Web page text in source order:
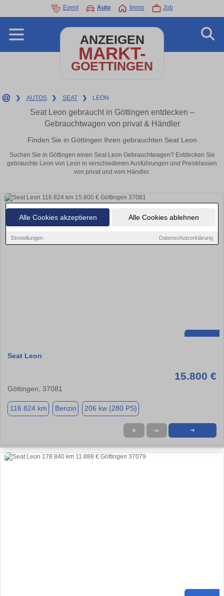
Alle Cookies akzeptieren Alle Cookies ablehnen
Einstellungen Datenschutzerklärung
Event Auto Immo Job
ANZEIGEN
MARKT-
GOETTINGEN
❯ AUTOS ❯ SEAT ❯ LEON
Seat Leon gebraucht in Göttingen entdecken –
Gebrauchtwagen von privat & Händler
Finden Sie in Göttingen Ihren gebrauchten Seat Leon
Suchen Sie in Göttingen einen Seat Leon Gebrauchtwagen? Entdecken Sie
gebrauchte Leon von Leon in verschiedenen Ausführungen und Preisklassen
von privat und vom Händler.
Seat Leon
15.800 €
Göttingen, 37081
116.824 km Benzin 206 kw (280 PS)
★ ➦ ➜